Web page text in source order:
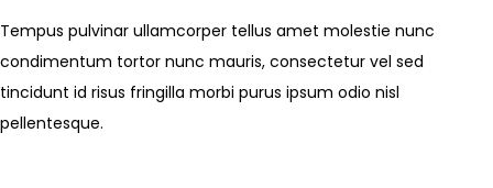
Tempus pulvinar ullamcorper tellus amet molestie nunc
condimentum tortor nunc mauris, consectetur vel sed
tincidunt id risus fringilla morbi purus ipsum odio nisl
pellentesque.